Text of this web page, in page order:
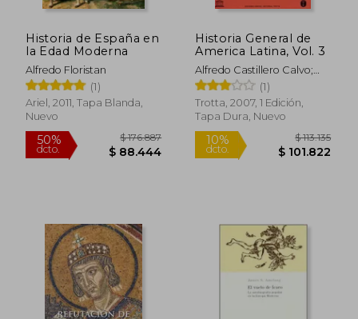
50%
dcto.
$ 138.784
$ 69.392
50%
dcto.
Historia de España en
la Edad Moderna
Alfredo Floristan
(1)
Ariel, 2011, Tapa Blanda,
Nuevo
Historia General de
America Latina, Vol. 3
Alfredo Castillero Calvo;
Eds. Allan Kuethe
(1)
Trotta, 2007, 1 Edición,
Tapa Dura, Nuevo